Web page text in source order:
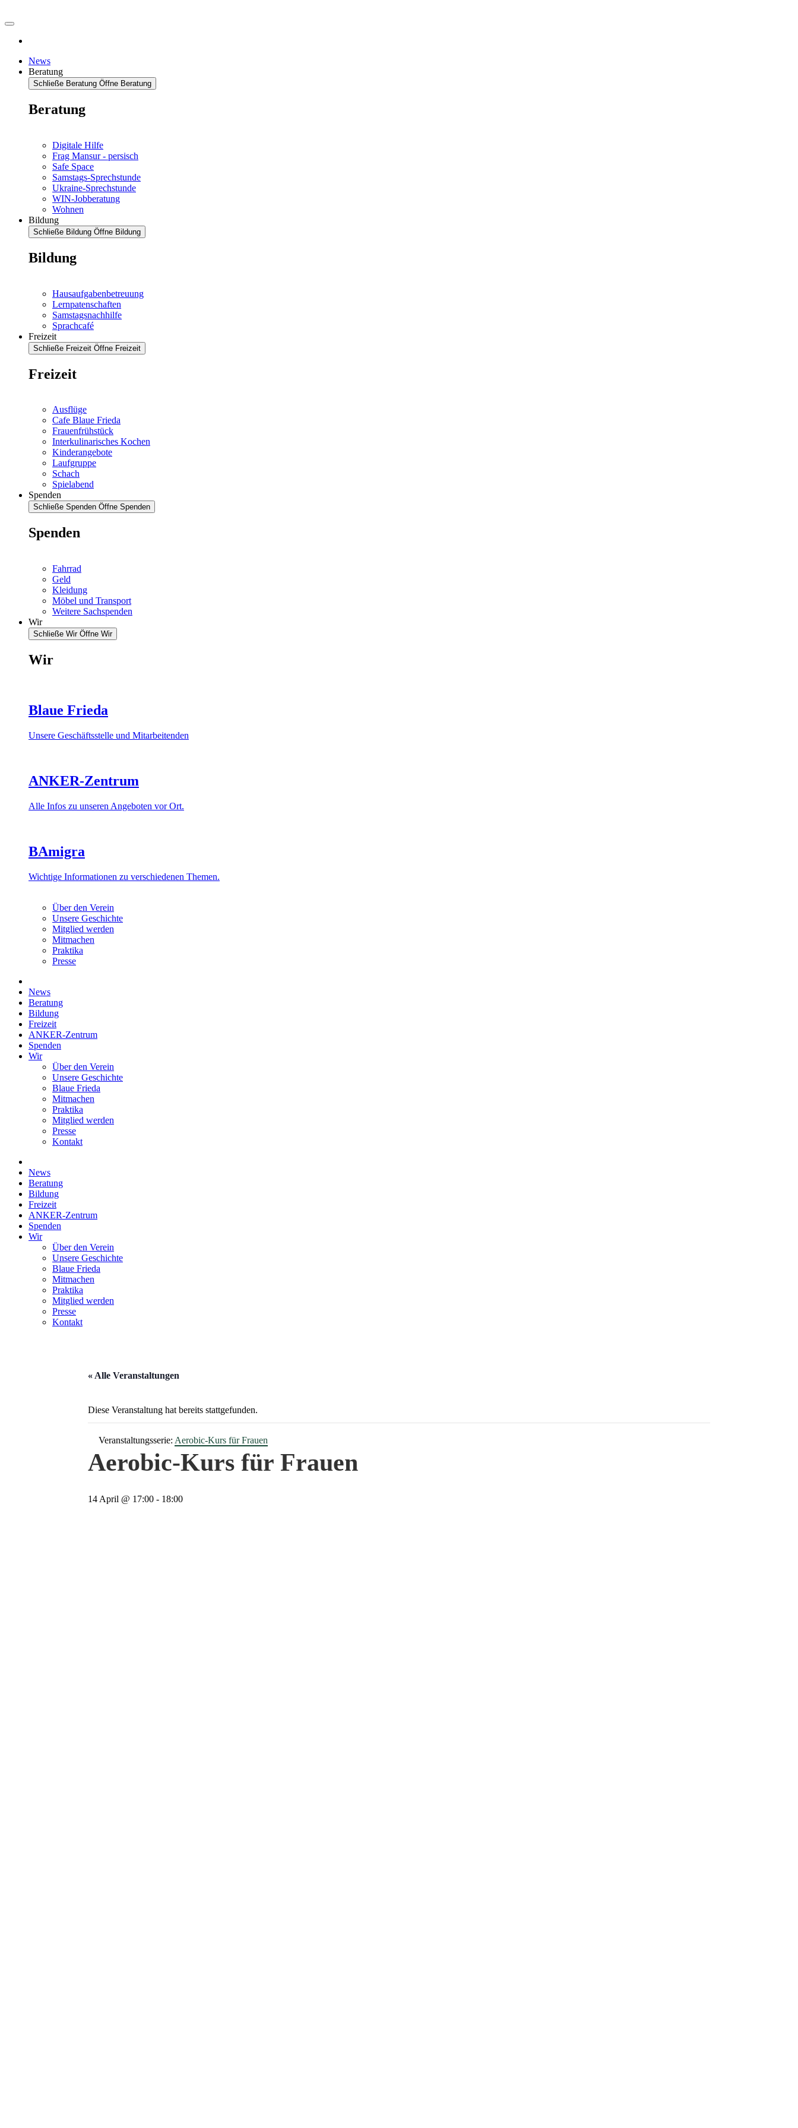
News
Beratung
Schließe Beratung Öffne Beratung
Beratung
Digitale Hilfe
Frag Mansur - persisch
Safe Space
Samstags-Sprechstunde
Ukraine-Sprechstunde
WIN-Jobberatung
Wohnen
Bildung
Schließe Bildung Öffne Bildung
Bildung
Hausaufgabenbetreuung
Lernpatenschaften
Samstagsnachhilfe
Sprachcafé
Freizeit
Schließe Freizeit Öffne Freizeit
Freizeit
Ausflüge
Cafe Blaue Frieda
Frauenfrühstück
Interkulinarisches Kochen
Kinderangebote
Laufgruppe
Schach
Spielabend
Spenden
Schließe Spenden Öffne Spenden
Spenden
Fahrrad
Geld
Kleidung
Möbel und Transport
Weitere Sachspenden
Wir
Schließe Wir Öffne Wir
Wir
Blaue Frieda
Unsere Geschäftsstelle und Mitarbeitenden
ANKER-Zentrum
Alle Infos zu unseren Angeboten vor Ort.
BAmigra
Wichtige Informationen zu verschiedenen Themen.
Über den Verein
Unsere Geschichte
Mitglied werden
Mitmachen
Praktika
Presse
News
Beratung
Bildung
Freizeit
ANKER-Zentrum
Spenden
Wir
Über den Verein
Unsere Geschichte
Blaue Frieda
Mitmachen
Praktika
Mitglied werden
Presse
Kontakt
News
Beratung
Bildung
Freizeit
ANKER-Zentrum
Spenden
Wir
Über den Verein
Unsere Geschichte
Blaue Frieda
Mitmachen
Praktika
Mitglied werden
Presse
Kontakt
« Alle Veranstaltungen
Diese Veranstaltung hat bereits stattgefunden.
Veranstaltungsserie: Aerobic-Kurs für Frauen
Aerobic-Kurs für Frauen
14 April @ 17:00 - 18:00